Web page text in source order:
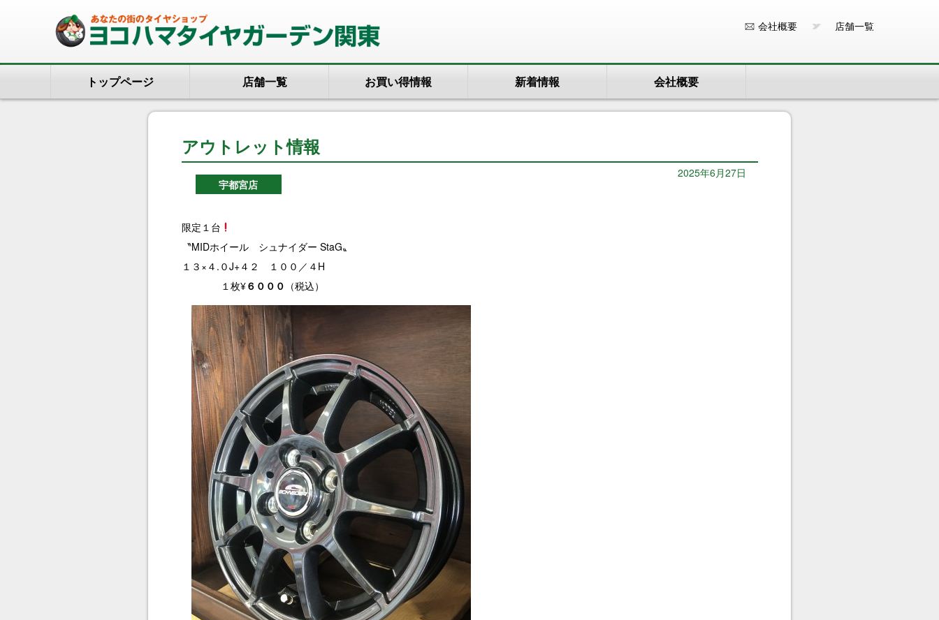
店舗一覧
会社概要
トップページ 店舗一覧 お買い得情報 新着情報 会社概要
アウトレット情報
宇都宮店
2025年6月27日
限定１台
〝MIDホイール シュナイダー StaG〟
１３×４.０J+４２ １００／４H
１枚¥６０００ （税込）